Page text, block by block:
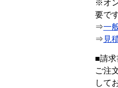
※オ
要で
⇒一
⇒ 見
■請
ご注
して